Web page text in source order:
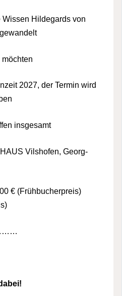
Hildegards von
2027, der Termin wird
insgesamt
Georg-
(Frühbucherpreis)